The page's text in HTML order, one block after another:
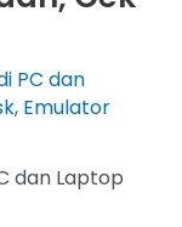
PC dan
, Emulator